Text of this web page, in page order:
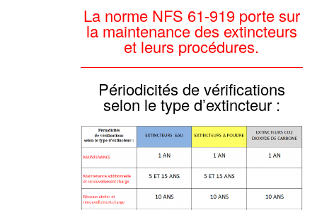
La norme NFS 61-919 porte sur
la maintenance des extincteurs
et leurs procédures.
Périodicités de vérifications
selon le type d’extincteur :